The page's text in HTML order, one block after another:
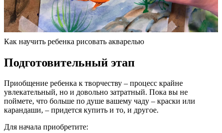
Как научить ребенка рисовать акварелью
Подготовительный этап
Приобщение ребенка к творчеству – процесс крайне
увлекательный, но и довольно затратный. Пока вы не
поймете, что больше по душе вашему чаду – краски или
карандаши, – придется купить и то, и другое.
Для начала приобретите: